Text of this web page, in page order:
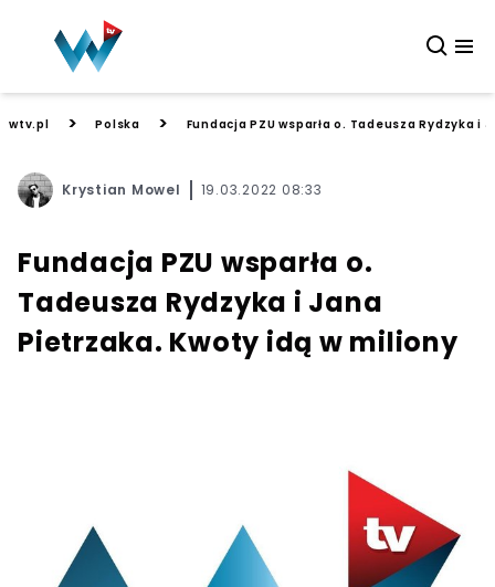
wtv.pl > Polska > Fundacja PZU wsparła o. Tadeusza Rydzyka
Krystian Mowel 19.03.2022 08:33
Fundacja PZU wsparła o.
Tadeusza Rydzyka i Jana
Pietrzaka. Kwoty idą w miliony